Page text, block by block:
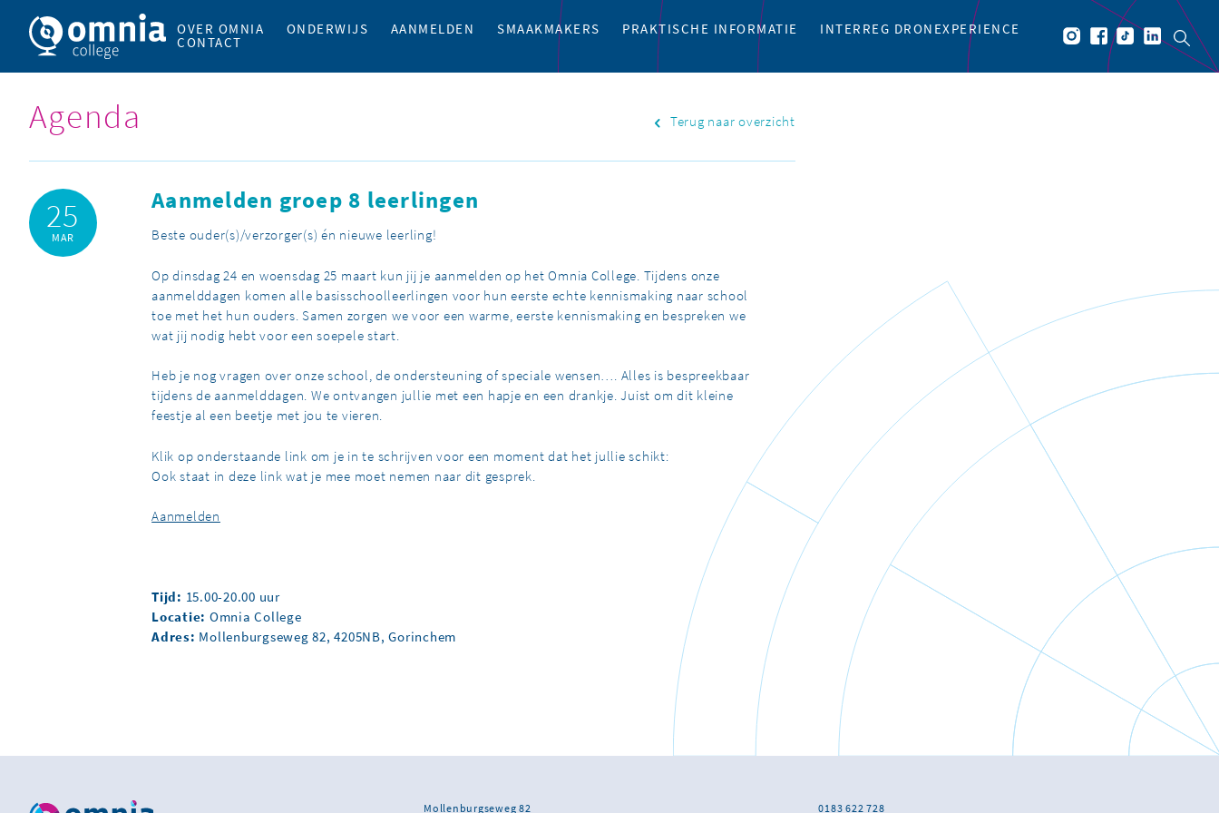
OVER OMNIA ONDERWIJS AANMELDEN SMAAKMAKERS PRAKTISCHE INFORMATIE INTERREG DRONEXPERIENCE
CONTACT
Agenda Terug naar overzicht
25
MAR
Aanmelden groep 8 leerlingen
Beste ouder(s)/verzorger(s) én nieuwe leerling!
Op dinsdag 24 en woensdag 25 maart kun jij je aanmelden op het Omnia College. Tijdens onze
aanmelddagen komen alle basisschoolleerlingen voor hun eerste echte kennismaking naar school
toe met het hun ouders. Samen zorgen we voor een warme, eerste kennismaking en bespreken we
wat jij nodig hebt voor een soepele start.
Heb je nog vragen over onze school, de ondersteuning of speciale wensen…. Alles is bespreekbaar
tijdens de aanmelddagen. We ontvangen jullie met een hapje en een drankje. Juist om dit kleine
feestje al een beetje met jou te vieren.
Klik op onderstaande link om je in te schrijven voor een moment dat het jullie schikt:
Ook staat in deze link wat je mee moet nemen naar dit gesprek.
Aanmelden
Tijd: 15.00-20.00 uur
Locatie: Omnia College
Adres: Mollenburgseweg 82, 4205NB, Gorinchem
Mollenburgseweg 82 0183 622 728